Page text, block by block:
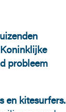
probleem
en kitesurfers.